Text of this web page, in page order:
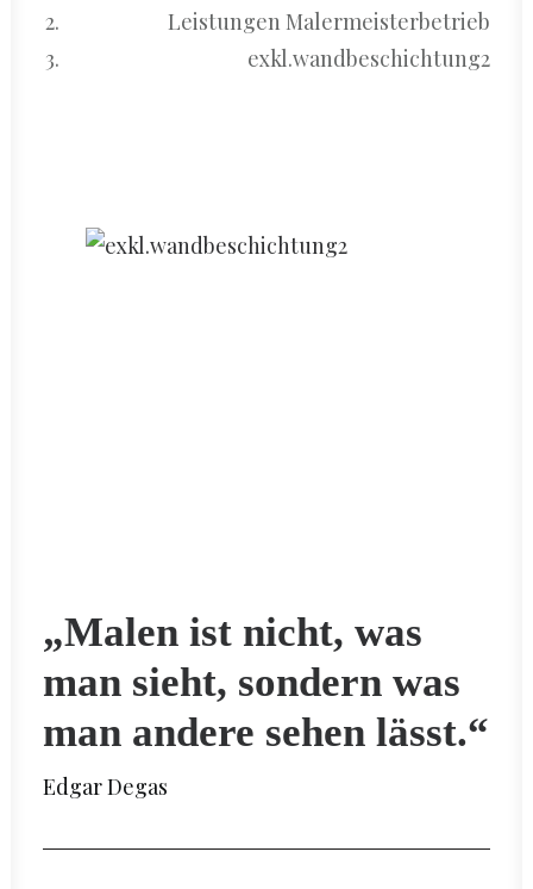
Leistungen Malermeisterbetrieb
exkl.wandbeschichtung2
„Malen ist nicht, was
man sieht, sondern was
man andere sehen lässt.“
Edgar Degas